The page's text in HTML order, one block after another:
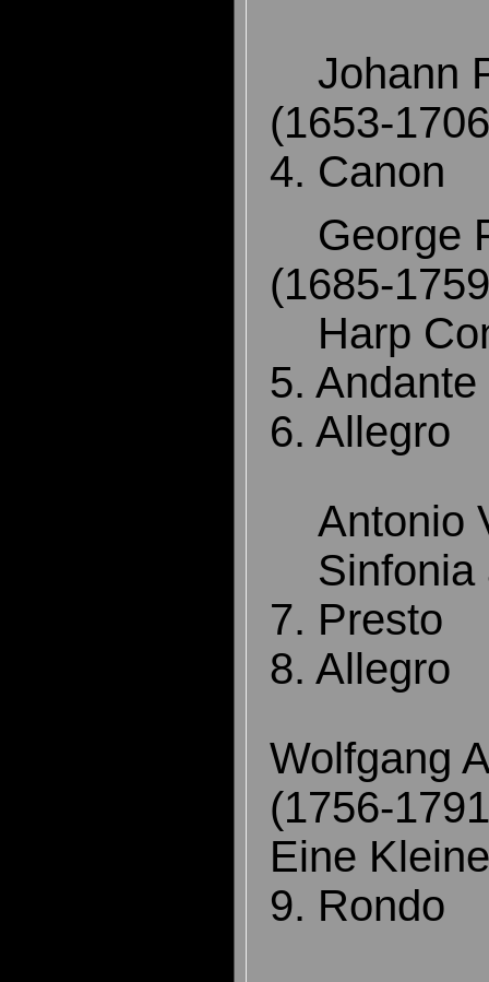
Johann
(1653-
4. Canon
George
(1685-
Harp
5. Andante
6. Allegro
Antonio
Sinfonia
7. Presto
8. Allegro
Wolfgang
(1756-
Eine
9. Rondo